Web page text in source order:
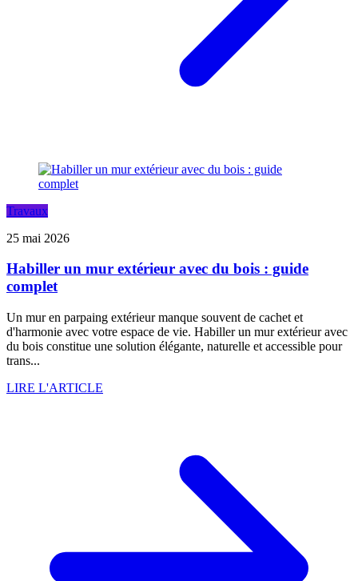
Travaux
25 mai 2026
Habiller un mur extérieur avec du bois : guide
complet
Un mur en parpaing extérieur manque souvent de cachet et
d'harmonie avec votre espace de vie. Habiller un mur extérieur avec
du bois constitue une solution élégante, naturelle et accessible pour
trans...
LIRE L'ARTICLE